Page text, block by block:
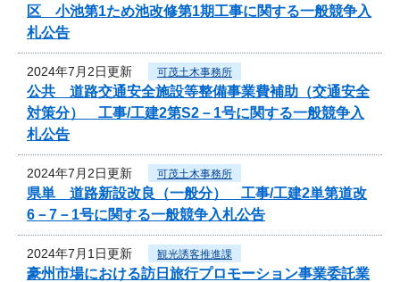
区 小池第1ため池改修第1期工事に関する一般競争入
札公告
2024年7月2日更新 可茂土木事務所
公共 道路交通安全施設等整備事業費補助（交通安全
対策分） 工事/工建2第S2－1号に関する一般競争入
札公告
2024年7月2日更新 可茂土木事務所
県単 道路新設改良（一般分） 工事/工建2単第道改
6－7－1号に関する一般競争入札公告
2024年7月1日更新 観光誘客推進課
豪州市場における訪日旅行プロモーション事業委託業